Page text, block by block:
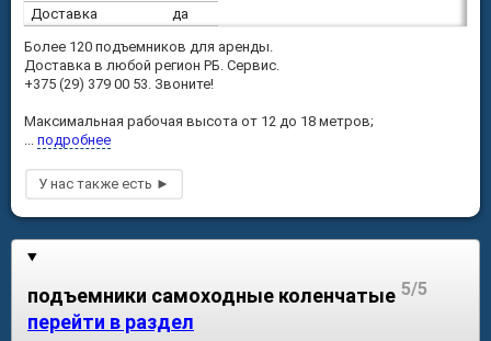
Доставка
да
Более 120 подъемников для аренды.
Доставка в любой регион РБ. Сервис.
+375 (29) 379 00 53. Звоните!
Максимальная рабочая высота от 12 до 18 метров;
... подробнее
подъемники самоходные коленчатые 5/5
перейти в раздел